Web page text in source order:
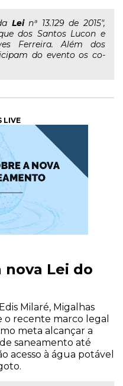
Leinª 13.129 de 2015",
dos Santos Lucon e
Ferreira. Além dos
do evento os co-
LIVE
nova Lei do
Milaré, Migalhas
recente marco legal
meta alcançar a
saneamento até
acesso à água potável